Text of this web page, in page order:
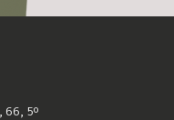
66, 5º